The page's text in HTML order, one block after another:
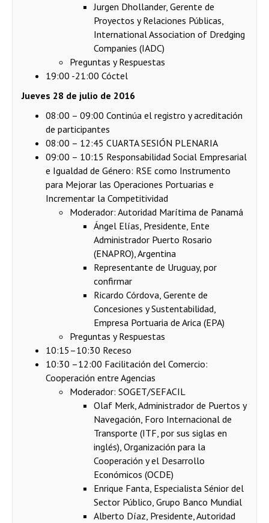
Jurgen Dhollander, Gerente de
Proyectos y Relaciones Públicas,
International Association of Dredging
Companies (IADC)
Preguntas y Respuestas
19:00 -21:00 Cóctel
Jueves 28 de julio de 2016
08:00 – 09:00 Continúa el registro y acreditación
de participantes
08:00 – 12:45 CUARTA SESIÓN PLENARIA
09:00 – 10:15 Responsabilidad Social Empresarial
e Igualdad de Género: RSE como Instrumento
para Mejorar las Operaciones Portuarias e
Incrementar la Competitividad
Moderador: Autoridad Marítima de Panamá
Ángel Elías, Presidente, Ente
Administrador Puerto Rosario
(ENAPRO), Argentina
Representante de Uruguay, por
confirmar
Ricardo Córdova, Gerente de
Concesiones y Sustentabilidad,
Empresa Portuaria de Arica (EPA)
Preguntas y Respuestas
10:15–10:30 Receso
10:30 –12:00 Facilitación del Comercio:
Cooperación entre Agencias
Moderador: SOGET/SEFACIL
Olaf Merk, Administrador de Puertos y
Navegación, Foro Internacional de
Transporte (ITF, por sus siglas en
inglés), Organización para la
Cooperación y el Desarrollo
Económicos (OCDE)
Enrique Fanta, Especialista Sénior del
Sector Público, Grupo Banco Mundial
Alberto Díaz, Presidente, Autoridad